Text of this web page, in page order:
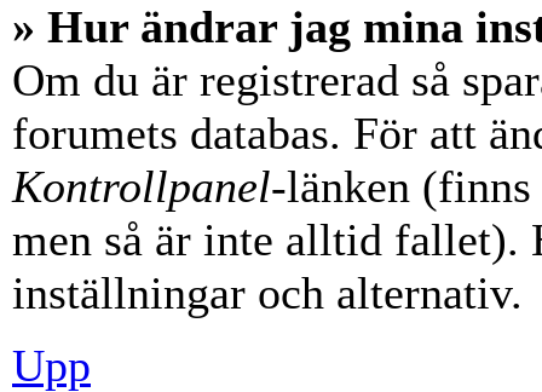
» Hur ändrar jag mina
Om du är registrerad så
forumets databas. För att
Kontrollpanel-länken
men så är inte alltid fallet).
inställningar och alternativ.
Upp